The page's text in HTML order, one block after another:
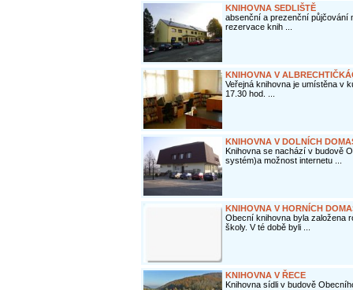
KNIHOVNA SEDLIŠTĚ
absenční a prezenční půjčování
rezervace knih ...
KNIHOVNA V
Veřejná knihovna je umístěna v
17.30 hod. ...
KNIHOVNA V DOLNÍCH
Knihovna se nachází v budově
systém)a možnost internetu ...
KNIHOVNA V HORNÍCH
Obecní knihovna byla založena
školy. V té době byli ...
KNIHOVNA V ŘECE
Knihovna sídli v budově